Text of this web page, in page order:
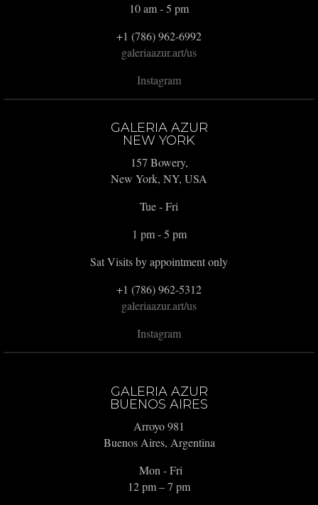
10 am - 5 pm
+1 (786) 962-6992
galeriaazur.art/us
Instagram
GALERIA AZUR
NEW YORK
157 Bowery,
New York, NY, USA
Tue - Fri
1 pm - 5 pm
Sat Visits by appointment only
+1 (786) 962-5312
galeriaazur.art/us
Instagram
GALERIA AZUR
BUENOS AIRES
Arroyo 981
Buenos Aires, Argentina
Mon - Fri
12 pm – 7 pm